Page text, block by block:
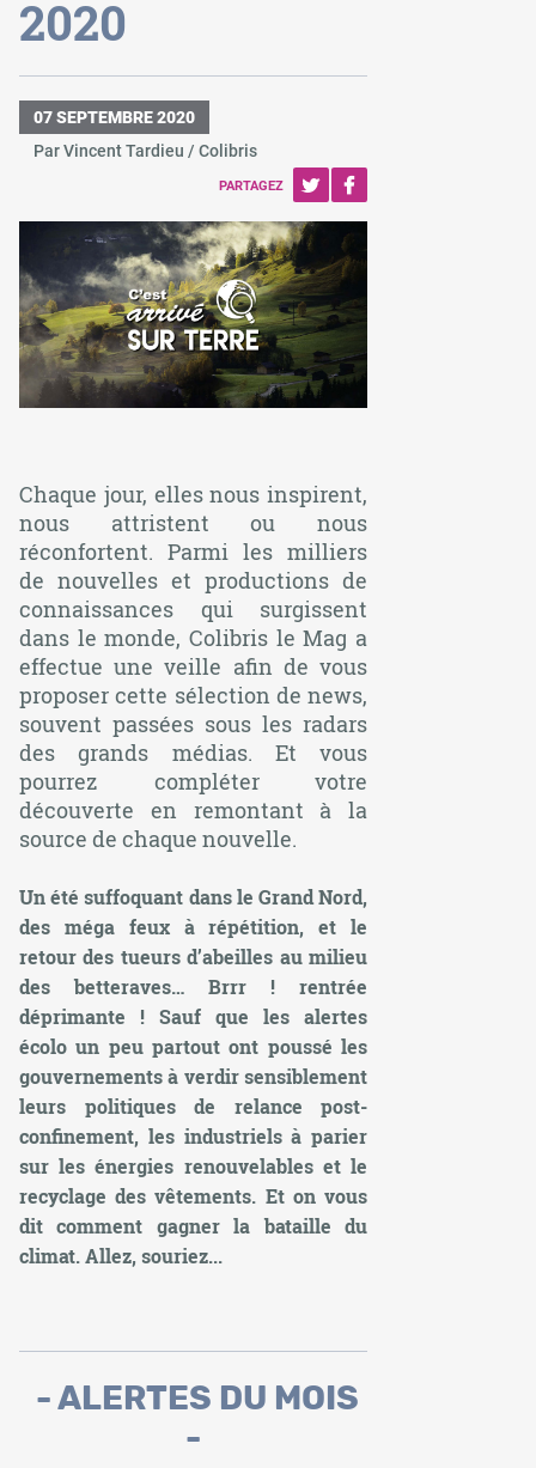
2020
07 SEPTEMBRE 2020
Par Vincent Tardieu / Colibris
PARTAGEZ
Chaque jour, elles nous inspirent,
nous attristent ou nous
réconfortent. Parmi les milliers
de nouvelles et productions de
connaissances qui surgissent
dans le monde,Colibris le Mag a
effectue une veille afin de vous
proposer cette sélection de news,
souvent passées sous les radars
des grands médias. Et vous
pourrez compléter votre
découverte en remontant à la
source de chaque nouvelle.
Un été suffoquant dans le Grand Nord,
des méga feux à répétition, et le
retour des tueurs d’abeilles au milieu
des betteraves… Brrr ! rentrée
déprimante ! Sauf que les alertes
écolo un peu partout ont poussé les
gouvernements à verdir sensiblement
leurs politiques de relance post-
confinement, les industriels à parier
sur les énergies renouvelables et le
recyclage des vêtements. Et on vous
dit comment gagner la bataille du
climat. Allez, souriez...
- ALERTES DU MOIS
-